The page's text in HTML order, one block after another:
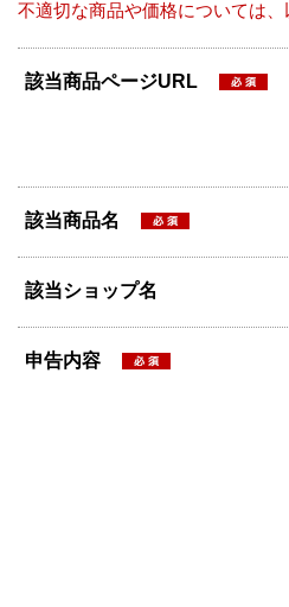
不適切な商品や価格については
該当商品ページURL
該当商品名
該当ショップ名
申告内容